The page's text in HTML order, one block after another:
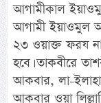
আগামীকাল
আগামী ইয়াওমুল
২৩ ওয়াক্ত ফরয
হবে। তাকবীরে
আকবার, লা-ইলাহা
আকবার ওয়া